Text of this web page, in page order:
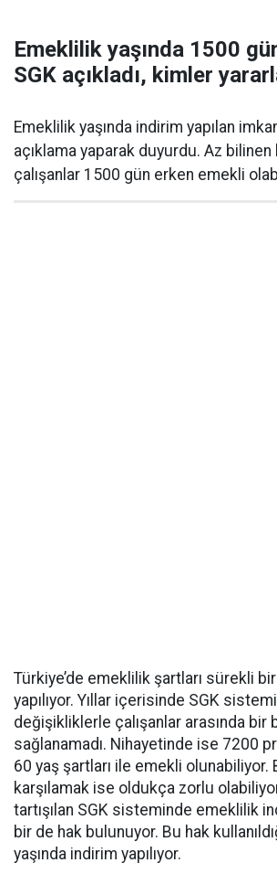
Emeklilik yaşında 1500
SGK açıkladı, kimler
Emeklilik yaşında indirim yapılan
açıklama yaparak duyurdu. Az bilinen
çalışanlar 1500 gün erken emekli
Türkiye’de emeklilik şartları sürekli
yapılıyor. Yıllar içerisinde SGK
değişikliklerle çalışanlar arasında bir
sağlanamadı. Nihayetinde ise 7200
60 yaş şartları ile emekli olunabiliyor.
karşılamak ise oldukça zorlu
tartışılan SGK sisteminde emeklilik
bir de hak bulunuyor. Bu hak
yaşında indirim yapılıyor.